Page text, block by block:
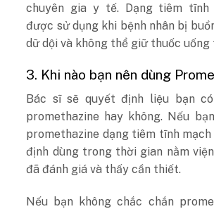
chuyên gia y tế. Dạng tiêm tĩnh
được sử dụng khi bệnh nhân bị
dữ dội và không thể giữ thuốc uống
3. Khi nào bạn nên dùng
Bác sĩ sẽ quyết định liệu bạn
promethazine hay không. Nếu
promethazine dạng tiêm tĩnh
định dùng trong thời gian nằm
đã đánh giá và thấy cần thiết.
Nếu bạn không chắc chắn